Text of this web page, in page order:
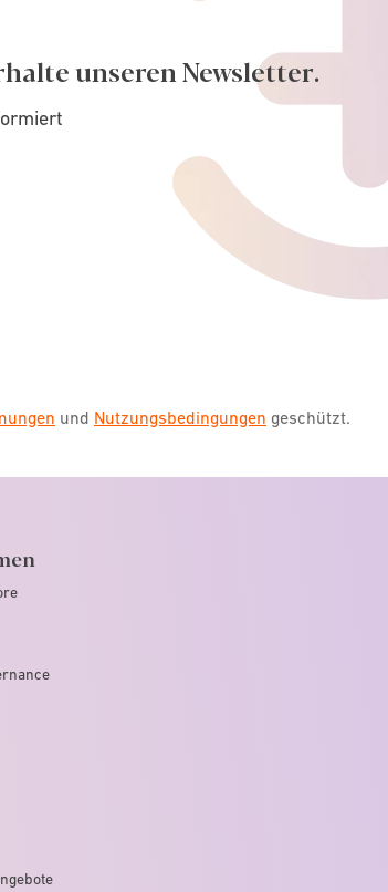
unseren Newsletter.
und Nutzungsbedingungen geschützt.